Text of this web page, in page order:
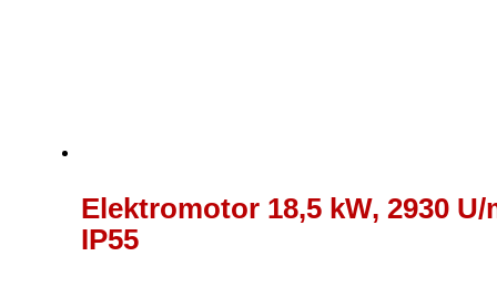
Elektromotor 18,5 kW, 2930 U/
IP55